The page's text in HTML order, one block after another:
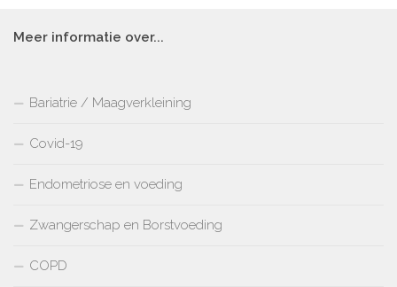
Meer informatie over...
Bariatrie / Maagverkleining
Covid-19
Endometriose en voeding
Zwangerschap en Borstvoeding
COPD